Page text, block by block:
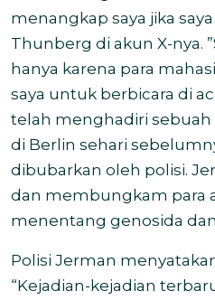
menangkap saya jika
Thunberg di akun X-nya.
hanya karena para
saya untuk berbicara di
telah menghadiri sebuah
di Berlin sehari
dibubarkan oleh polisi.
dan membungkam para
menentang genosida
Polisi Jerman
“Kejadian-kejadian